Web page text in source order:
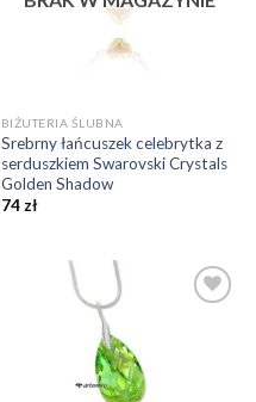
BIŻUTERIA ŚLUBNA
Srebrny łańcuszek celebrytka z
serduszkiem Swarovski Crystals
Golden Shadow
74 zł